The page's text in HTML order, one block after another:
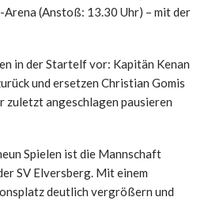
(Anstoß: 13.30 Uhr) – mit der
in der Startelf vor: Kapitän Kenan
und ersetzen Christian Gomis
zuletzt angeschlagen pausieren
Spielen ist die Mannschaft
SV Elversberg. Mit einem
deutlich vergrößern und